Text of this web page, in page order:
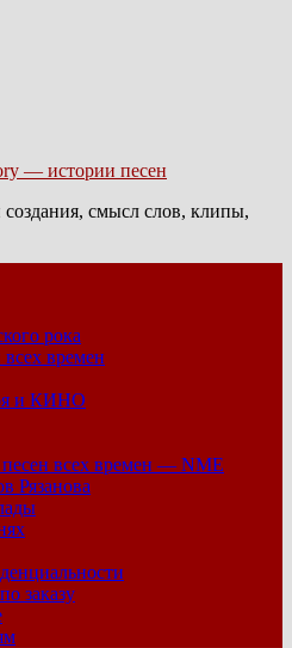
— истории песен
смысл слов, клипы,
рока
времен
и КИНО
всех времен — NME
Рязанова
заказу